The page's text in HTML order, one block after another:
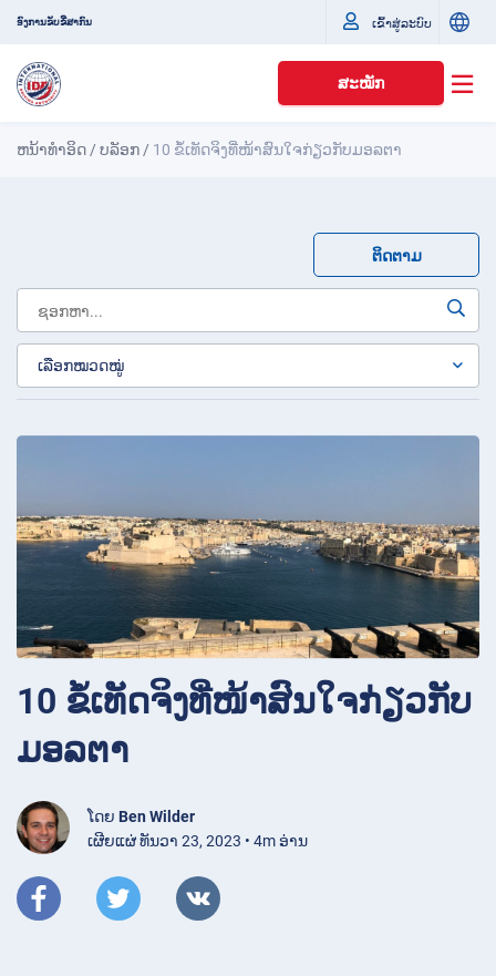
ອົງການຂັບຂີ່ສາກົນ ເຂົ້າສູ່ລະບົບ
ສະໝັກ
ຫນ້າທໍາອິດ /ບລັອກ / 10 ຂໍ້ເທັດຈິງທີ່ໜ້າສົນໃຈກ່ຽວກັບມອລຕາ
ຕິດຕາມ
10 ຂໍ້ເທັດຈິງທີ່ໜ້າສົນໃຈກ່ຽວກັບ
ມອລຕາ
ໂດຍ Ben Wilder
ເຜີຍແຜ່ ທັນວາ 23, 2023 • 4m ອ່ານ